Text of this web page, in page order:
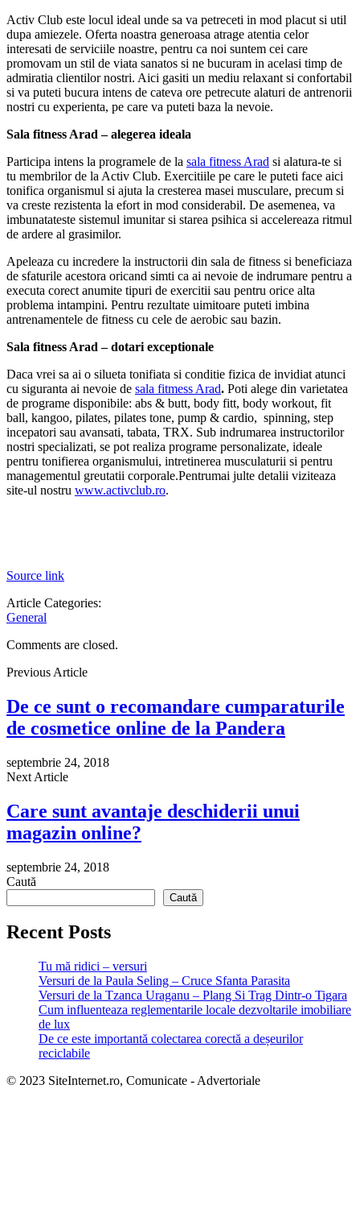
Activ Club este locul ideal unde sa va petreceti in mod placut si util
dupa amiezele. Oferta noastra generoasa atrage atentia celor
interesati de serviciile noastre, pentru ca noi suntem cei care
promovam un stil de viata sanatos si ne bucuram in acelasi timp de
admiratia clientilor nostri. Aici gasiti un mediu relaxant si confortabil
si va puteti bucura intens de cateva ore petrecute alaturi de antrenorii
nostri cu experienta, pe care va puteti baza la nevoie.
Sala fitness Arad – alegerea ideala
Participa intens la programele de la sala fitness Arad si alatura-te si
tu membrilor de la Activ Club. Exercitiile pe care le puteti face aici
tonifica organismul si ajuta la cresterea masei musculare, precum si
va creste rezistenta la efort in mod considerabil. De asemenea, va
imbunatateste sistemul imunitar si starea psihica si accelereaza ritmul
de ardere al grasimilor.
Apeleaza cu incredere la instructorii din sala de fitness si beneficiaza
de sfaturile acestora oricand simti ca ai nevoie de indrumare pentru a
executa corect anumite tipuri de exercitii sau pentru orice alta
problema intampini. Pentru rezultate uimitoare puteti imbina
antrenamentele de fitness cu cele de aerobic sau bazin.
Sala fitness Arad – dotari exceptionale
Daca vrei sa ai o silueta tonifiata si conditie fizica de invidiat atunci
cu siguranta ai nevoie de sala fitmess Arad. Poti alege din varietatea
de programe disponibile: abs & butt, body fitt, body workout, fit
ball, kangoo, pilates, pilates tone, pump & cardio, spinning, step
incepatori sau avansati, tabata, TRX. Sub indrumarea instructorilor
nostri specializati, se pot realiza programe personalizate, ideale
pentru tonifierea organismului, intretinerea musculaturii si pentru
managementul greutatii corporale.Pentrumai julte detalii viziteaza
site-ul nostru www.activclub.ro.
Source link
Article Categories:
General
Comments are closed.
Previous Article
De ce sunt o recomandare cumparaturile
de cosmetice online de la Pandera
septembrie 24, 2018
Next Article
Care sunt avantaje deschiderii unui
magazin online?
septembrie 24, 2018
Caută
Caută
Recent Posts
Tu mă ridici – versuri
Versuri de la Paula Seling – Cruce Sfanta Parasita
Versuri de la Tzanca Uraganu – Plang Si Trag Dintr-o Tigara
Cum influenteaza reglementarile locale dezvoltarile imobiliare
de lux
De ce este importantă colectarea corectă a deșeurilor
reciclabile
© 2023 SiteInternet.ro, Comunicate - Advertoriale